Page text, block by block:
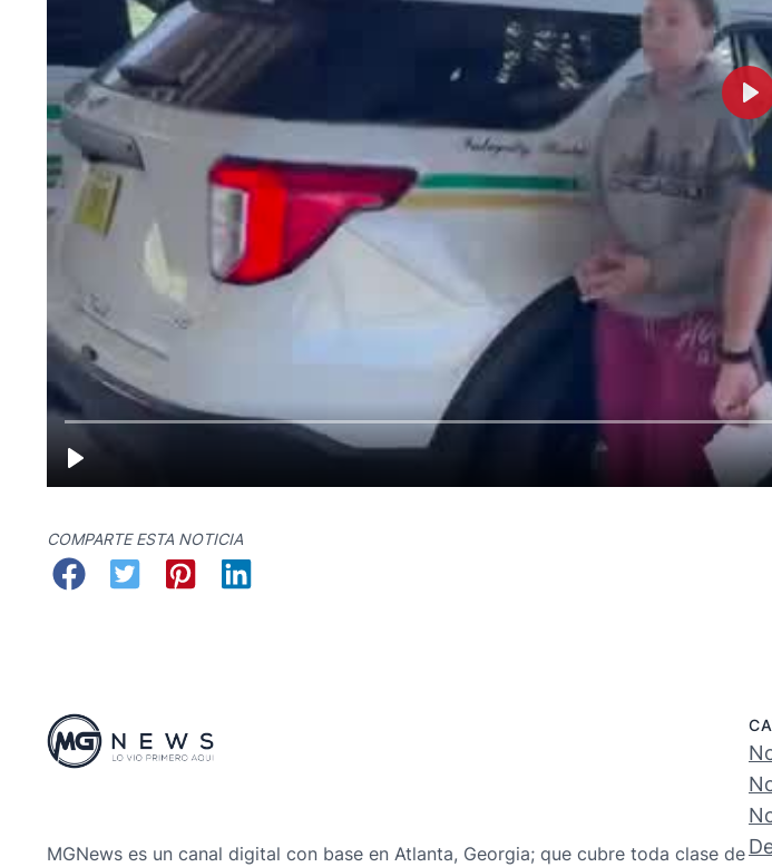
COMPARTE ESTA NOTICIA
MGNews es un canal digital con base en Atlanta, Georgia; que cubre toda clase de